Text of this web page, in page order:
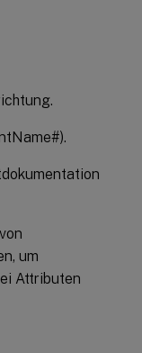
um
Attributen